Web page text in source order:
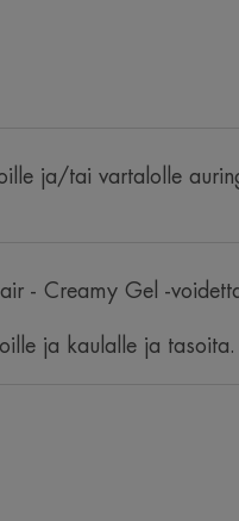
ja/tai vartalolle
- Creamy Gel -
ja kaulalle ja tasoita.